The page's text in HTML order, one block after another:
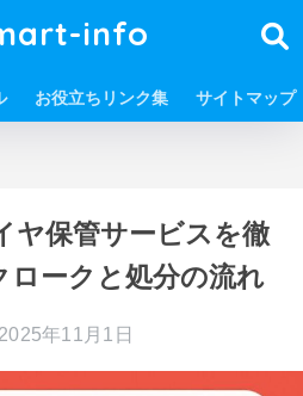
info
お役立ちリンク集 サイトマップ
ヤ保管サービスを徹
ロークと処分の流れ
2025年11月1日